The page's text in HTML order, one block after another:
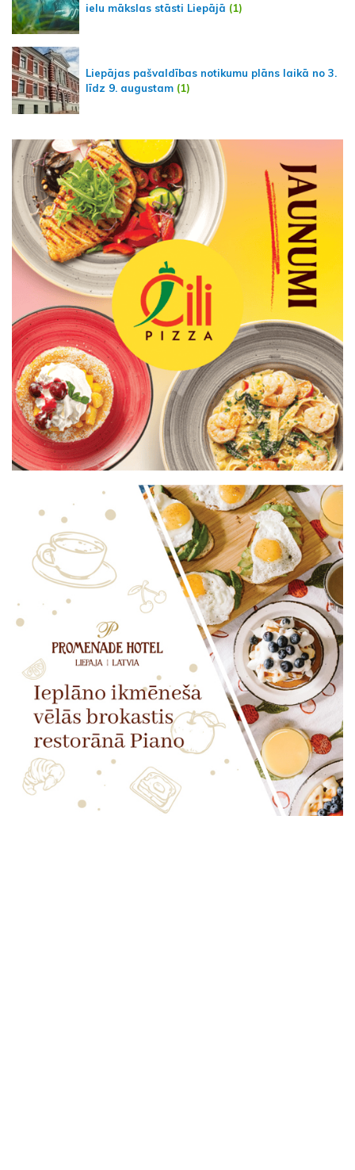
ielu mākslas stāsti Liepājā (1)
Liepājas pašvaldības notikumu plāns laikā no 3.
līdz 9. augustam (1)